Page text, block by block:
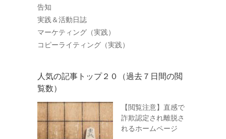
告知
実践＆活動日誌
マーケティング（実践）
コピーライティング（実践）
人気の記事トップ２０（過去７日間の閲
覧数）
【閲覧注意】直感で
詐欺認定され離脱さ
れるホームページ